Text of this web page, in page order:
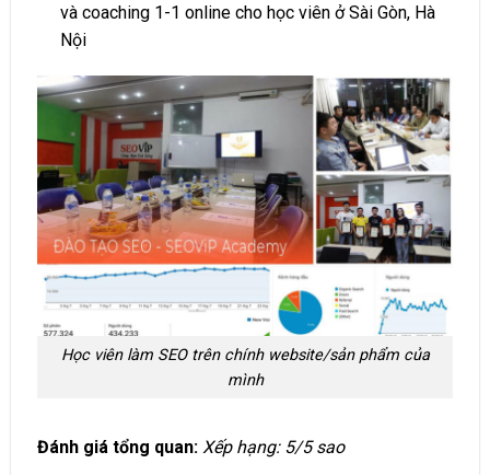
và coaching 1-1 online cho học viên ở Sài Gòn, Hà
Nội
Học viên làm SEO trên chính website/sản phẩm của
mình
Đánh giá tổng quan: Xếp hạng: 5/5 sao